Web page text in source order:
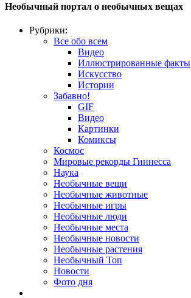
Необычный портал о необычных вещах
Рубрики:
Все обо всем
Видео
Иллюстрированные факты
Искусство
Истории
Забавно!
GIF
Видео
Картинки
Комиксы
Космос
Мировые рекорды Гиннесса
Наука
Необычные вещи
Необычные животные
Необычные игры
Необычные люди
Необычные места
Необычные новости
Необычные растения
Необычный Топ
Новости
Фото дня